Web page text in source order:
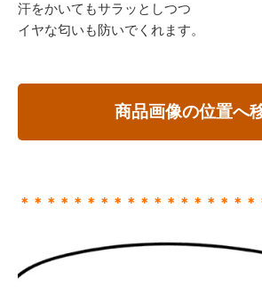
汗をかいてもサラッとしつつ
イヤな匂いも防いでくれます。
商品画像の位置へ
＊＊＊＊＊＊＊＊＊＊＊＊＊＊＊＊＊＊